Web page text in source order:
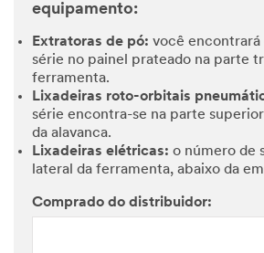
equipamento:
Extratoras de pó: você encontrará
série no painel prateado na parte
ferramenta.
Lixadeiras roto-orbitais
série encontra-se na parte
da alavanca.
Lixadeiras elétricas: o número de
lateral da ferramenta, abaixo da
Comprado do distribuidor: